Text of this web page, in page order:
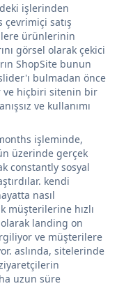
işlerinden
satış
ürünlerinin
görsel olarak çekici
ShopSite bunun
bulmadan önce
hiçbiri sitenin bir
ve kullanımı
işleminde,
üzerinde gerçek
constantly sosyal
kendi
nasıl
müşterilerine hızlı
landing on
ve müşterilere
aslında, sitelerinde
uzun süre